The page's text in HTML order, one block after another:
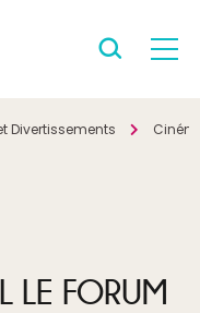
Divertissements
LE FORUM